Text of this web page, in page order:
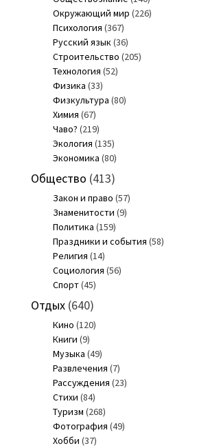
Окружающий мир (226)
Психология (367)
Русский язык(36)
Строительство (205)
Технология (52)
Физика (33)
Физкультура (80)
Химия (67)
Чаво? (219)
Экология (135)
Экономика (80)
Общество (413)
Закон и право (57)
Знаменитости (9)
Политика (159)
Праздники и события (58)
Религия (14)
Социология (56)
Спорт(45)
Отдых(640)
Кино (120)
Книги (9)
Музыка (49)
Развлечения (7)
Рассуждения (23)
Стихи (84)
Туризм (268)
Фотография (49)
Хобби (37)